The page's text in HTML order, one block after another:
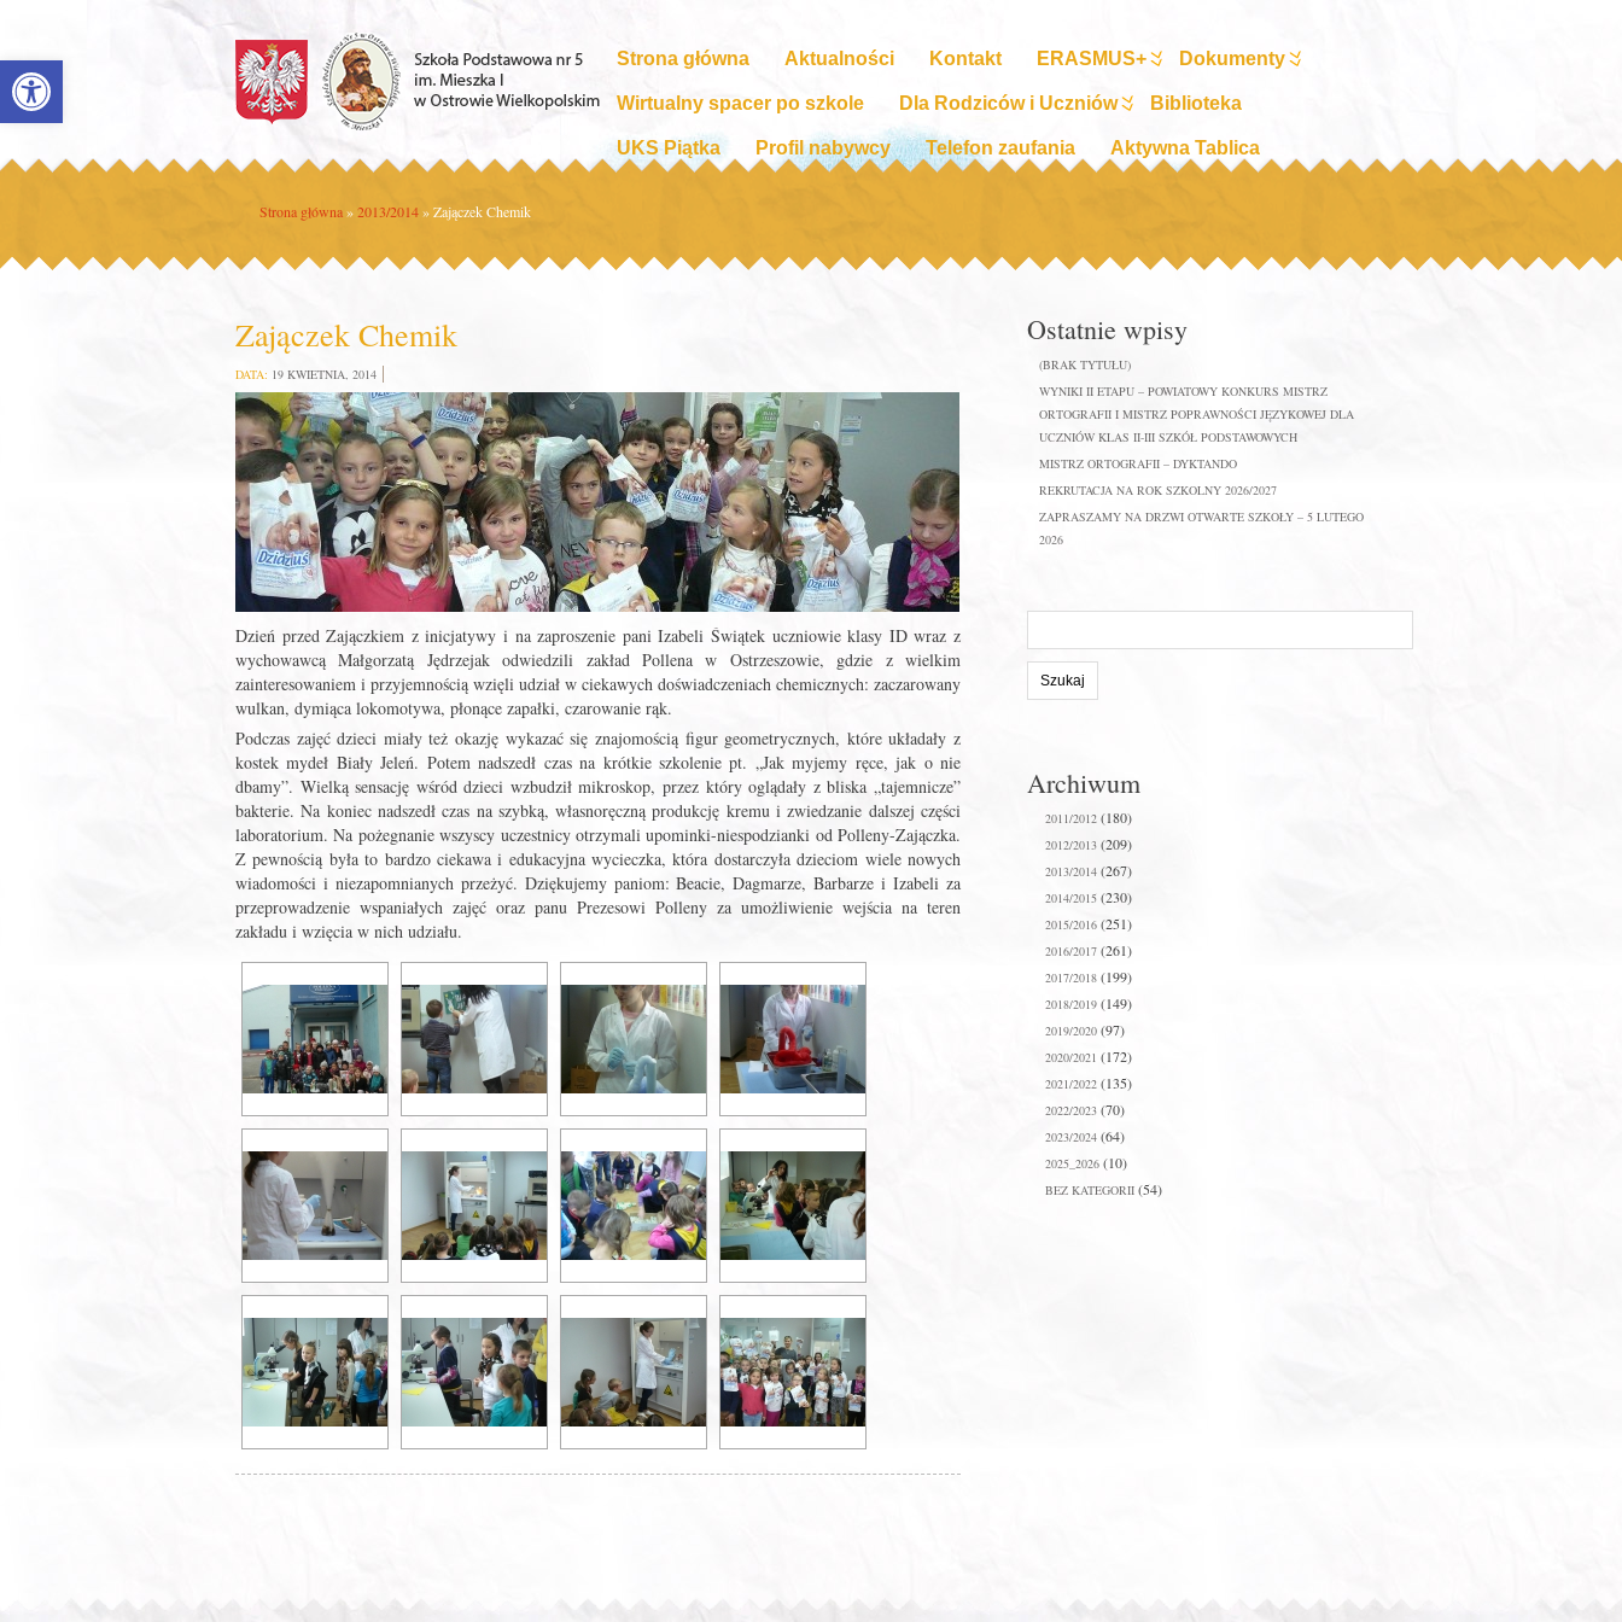
Open toolbar Strona główna Aktualności Kontakt ERASMUS+ Dokumenty
Wirtualny spacer po szkole Dla Rodziców i Uczniów Biblioteka
UKS Piątka Profil nabywcy Telefon zaufania Aktywna Tablica
Strona główna»2013/2014»Zajączek Chemik
Zajączek Chemik
DATA: 19 KWIETNIA, 2014
Dzień przed Zajączkiem z inicjatywy i na zaproszenie pani Izabeli Świątek uczniowie klasy ID wraz z
wychowawcą Małgorzatą Jędrzejak odwiedzili zakład Pollena w Ostrzeszowie, gdzie z wielkim
zainteresowaniem i przyjemnością wzięli udział w ciekawych doświadczeniach chemicznych: zaczarowany
wulkan, dymiąca lokomotywa, płonące zapałki, czarowanie rąk.
Podczas zajęć dzieci miały też okazję wykazać się znajomością figur geometrycznych, które układały z
kostek mydeł Biały Jeleń. Potem nadszedł czas na krótkie szkolenie pt. „Jak myjemy ręce, jak o nie
dbamy”. Wielką sensację wśród dzieci wzbudził mikroskop, przez który oglądały z bliska „tajemnicze”
bakterie. Na koniec nadszedł czas na szybką, własnoręczną produkcję kremu i zwiedzanie dalszej części
laboratorium. Na pożegnanie wszyscy uczestnicy otrzymali upominki-niespodzianki od Polleny-Zajączka.
Z pewnością była to bardzo ciekawa i edukacyjna wycieczka, która dostarczyła dzieciom wiele nowych
wiadomości i niezapomnianych przeżyć. Dziękujemy paniom: Beacie, Dagmarze, Barbarze i Izabeli za
przeprowadzenie wspaniałych zajęć oraz panu Prezesowi Polleny za umożliwienie wejścia na teren
zakładu i wzięcia w nich udziału.
Ostatnie wpisy
(BRAK TYTUŁU)
WYNIKI II ETAPU – POWIATOWY KONKURS MISTRZ
ORTOGRAFII I MISTRZ POPRAWNOŚCI JĘZYKOWEJ DLA
UCZNIÓW KLAS II-III SZKÓŁ PODSTAWOWYCH
MISTRZ ORTOGRAFII – DYKTANDO
REKRUTACJA NA ROK SZKOLNY 2026/2027
ZAPRASZAMY NA DRZWI OTWARTE SZKOŁY – 5 LUTEGO
2026
stronie:
Archiwum
2011/2012 (180)
2012/2013 (209)
2013/2014 (267)
2014/2015 (230)
2015/2016 (251)
2016/2017 (261)
2017/2018 (199)
2018/2019 (149)
2019/2020 (97)
2020/2021 (172)
2021/2022 (135)
2022/2023 (70)
2023/2024 (64)
2025_2026 (10)
BEZ KATEGORII (54)